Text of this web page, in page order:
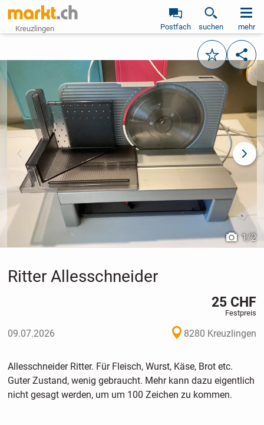
Kreuzlingen Postfach suchen mehr
Merken
vorheriges Bild
1/2
Ritter Allesschneider
25 CHF
Festpreis
09.07.2026 8280 Kreuzlingen
Allesschneider Ritter. Für Fleisch, Wurst, Käse, Brot etc.
Guter Zustand, wenig gebraucht. Mehr kann dazu eigentlich
nicht gesagt werden, um um 100 Zeichen zu kommen.